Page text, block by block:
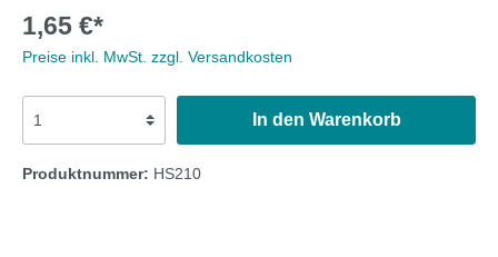
1,65 €*
Preise inkl. MwSt. zzgl. Versandkosten
In den Warenkorb
Produktnummer: HS210